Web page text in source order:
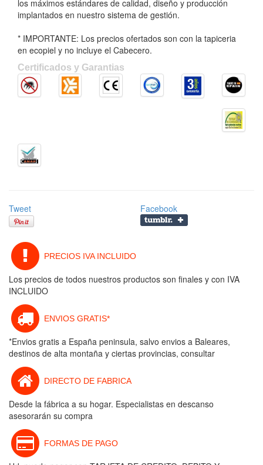
los máximos estándares de calidad, diseño y producción
implantados en nuestro sistema de gestión.
* IMPORTANTE: Los precios ofertados son con la tapiceria
en ecopiel y no incluye el Cabecero.
Certificados y Garantias
Tweet Facebook
PRECIOS IVA INCLUIDO
Los precios de todos nuestros productos son finales y con IVA
INCLUIDO
ENVIOS GRATIS*
*Envios gratis a España peninsula, salvo envios a Baleares,
destinos de alta montaña y ciertas provincias, consultar
DIRECTO DE FABRICA
Desde la fábrica a su hogar. Especialistas en descanso
asesorarán su compra
FORMAS DE PAGO